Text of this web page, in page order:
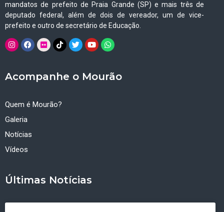
mandatos de prefeito de Praia Grande (SP) e mais três de
deputado federal, além de dois de vereador, um de vice-
prefeito e outro de secretário de Educação.
Acompanhe o Mourão
Quem é Mourão?
Galeria
Notícias
Vídeos
Últimas Notícias